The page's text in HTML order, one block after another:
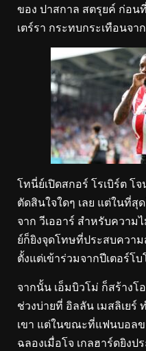
ของ ปาสกาล สตรุยค์ ก่อน
เตร์รา กระทบกระเทือนจา
โทนี่ย์เปิดสกอร์ โรเบิร์ต โ
ตัดสินใจใดๆ เลย แต่ในที่
จาก วีเออาร์ สำหรับควา
ย์ก็ยิงจุดโทษที่ประสบความ
ตั้งแต่เข้าร่วมจากปีเตอร์โ
จากนั้น เอ็มบิวโม่ ก็สร้าง
ช่วงบ่ายที่ อิลลัน เมสลิเยร์
เขา แต่ในขณะที่แฟนบอลข
ฉลองเมื่อโจ เกลฮาร์ดยิงป